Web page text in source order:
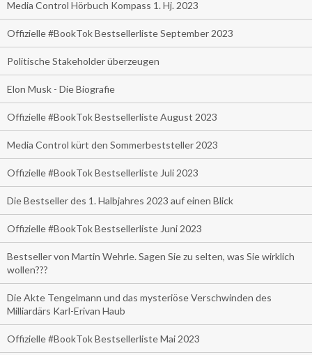
Media Control Hörbuch Kompass 1. Hj. 2023
Offizielle #BookTok Bestsellerliste September 2023
Politische Stakeholder überzeugen
Elon Musk - Die Biografie
Offizielle #BookTok Bestsellerliste August 2023
Media Control kürt den Sommerbeststeller 2023
Offizielle #BookTok Bestsellerliste Juli 2023
Die Bestseller des 1. Halbjahres 2023 auf einen Blick
Offizielle #BookTok Bestsellerliste Juni 2023
Bestseller von Martin Wehrle. Sagen Sie zu selten, was Sie wirklich
wollen???
Die Akte Tengelmann und das mysteriöse Verschwinden des
Milliardärs Karl-Erivan Haub
Offizielle #BookTok Bestsellerliste Mai 2023